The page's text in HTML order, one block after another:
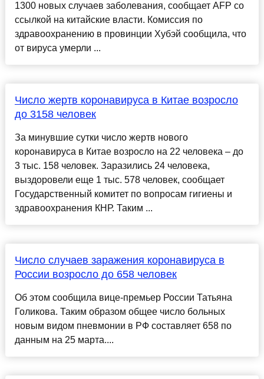
1300 новых случаев заболевания, сообщает AFP со
ссылкой на китайские власти. Комиссия по
здравоохранению в провинции Хубэй сообщила, что
от вируса умерли ...
Число жертв коронавируса в Китае возросло
до 3158 человек
За минувшие сутки число жертв нового
коронавируса в Китае возросло на 22 человека – до
3 тыс. 158 человек. Заразились 24 человека,
выздоровели еще 1 тыс. 578 человек, сообщает
Государственный комитет по вопросам гигиены и
здравоохранения КНР. Таким ...
Число случаев заражения коронавируса в
России возросло до 658 человек
Об этом сообщила вице-премьер России Татьяна
Голикова. Таким образом общее число больных
новым видом пневмонии в РФ составляет 658 по
данным на 25 марта....